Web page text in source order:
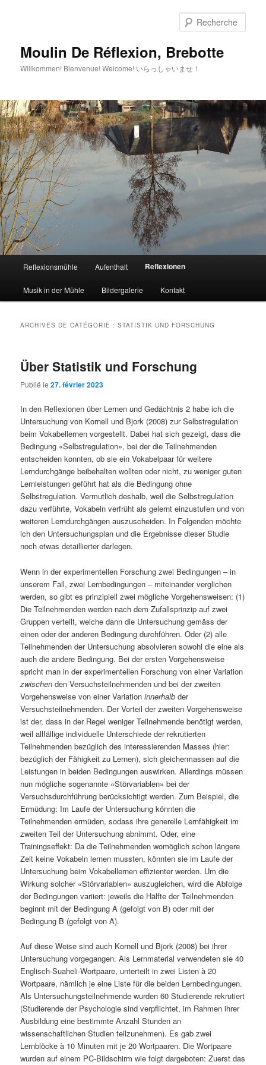
Moulin De Réflexion, Brebotte
Willkommen! Bienvenue! Welcome! いらっしゃいませ！
principal
Reflexionsmühle Aufenthalt Reflexionen
Musik in der Mühle Bildergalerie Kontakt
ARCHIVES DE CATÉGORIE :STATISTIK UND FORSCHUNG
Über Statistik und Forschung
Publié le27. février 2023
In den Reflexionen über Lernen und Gedächtnis 2 habe ich die
Untersuchung von Kornell und Bjork (2008) zur Selbstregulation
beim Vokabellernen vorgestellt. Dabei hat sich gezeigt, dass die
Bedingung «Selbstregulation», bei der die Teilnehmenden
entscheiden konnten, ob sie ein Vokabelpaar für weitere
Lerndurchgänge beibehalten wollten oder nicht, zu weniger guten
Lernleistungen geführt hat als die Bedingung ohne
Selbstregulation. Vermutlich deshalb, weil die Selbstregulation
dazu verführte, Vokabeln verfrüht als gelernt einzustufen und von
weiteren Lerndurchgängen auszuscheiden. In Folgenden möchte
ich den Untersuchungsplan und die Ergebnisse dieser Studie
noch etwas detaillierter darlegen.
Wenn in der experimentellen Forschung zwei Bedingungen – in
unserem Fall, zwei Lernbedingungen – miteinander verglichen
werden, so gibt es prinzipiell zwei mögliche Vorgehensweisen: (1)
Die Teilnehmenden werden nach dem Zufallsprinzip auf zwei
Gruppen verteilt, welche dann die Untersuchung gemäss der
einen oder der anderen Bedingung durchführen. Oder (2) alle
Teilnehmenden der Untersuchung absolvieren sowohl die eine als
auch die andere Bedingung. Bei der ersten Vorgehensweise
spricht man in der experimentellen Forschung von einer Variation
zwischen den Versuchsteilnehmenden und bei der zweiten
Vorgehensweise von einer Variationinnerhalb der
Versuchsteilnehmenden. Der Vorteil der zweiten Vorgehensweise
ist der, dass in der Regel weniger Teilnehmende benötigt werden,
weil allfällige individuelle Unterschiede der rekrutierten
Teilnehmenden bezüglich des interessierenden Masses (hier:
bezüglich der Fähigkeit zu Lernen), sich gleichermassen auf die
Leistungen in beiden Bedingungen auswirken. Allerdings müssen
nun mögliche sogenannte «Störvariablen» bei der
Versuchsdurchführung berücksichtigt werden. Zum Beispiel, die
Ermüdung: Im Laufe der Untersuchung könnten die
Teilnehmenden ermüden, sodass ihre generelle Lernfähigkeit im
zweiten Teil der Untersuchung abnimmt. Oder, eine
Trainingseffekt: Da die Teilnehmenden womöglich schon längere
Zeit keine Vokabeln lernen mussten, könnten sie im Laufe der
Untersuchung beim Vokabellernen effizienter werden. Um die
Wirkung solcher «Störvariablen» auszugleichen, wird die Abfolge
der Bedingungen variiert: jeweils die Hälfte der Teilnehmenden
beginnt mit der Bedingung A (gefolgt von B) oder mit der
Bedingung B (gefolgt von A).
Auf diese Weise sind auch Kornell und Bjork (2008) bei ihrer
Untersuchung vorgegangen. Als Lernmaterial verwendeten sie 40
Englisch-Suaheli-Wortpaare, unterteilt in zwei Listen à 20
Wortpaare, nämlich je eine Liste für die beiden Lernbedingungen.
Als Untersuchungsteilnehmende wurden 60 Studierende rekrutiert
(Studierende der Psychologie sind verpflichtet, im Rahmen ihrer
Ausbildung eine bestimmte Anzahl Stunden an
wissenschaftlichen Studien teilzunehmen). Es gab zwei
Lernblöcke à 10 Minuten mit je 20 Wortpaaren. Die Wortpaare
wurden auf einem PC-Bildschirm wie folgt dargeboten: Zuerst das